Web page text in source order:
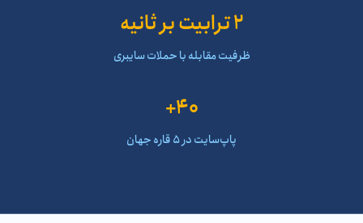
2 ترابیت بر ثانیه
ظرفیت مقابله با حملات سایبری
40+
پاپ‌سایت در ۵ قاره جهان